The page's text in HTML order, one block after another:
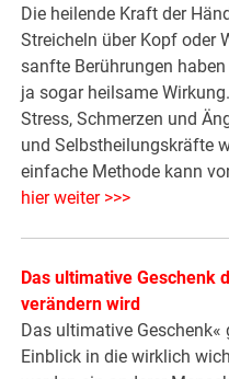
Die heilende Kraft der
Streicheln über Kopf oder
sanfte Berührungen
ja sogar heilsame
Stress, Schmerzen und
und Selbstheilungskräfte
einfache Methode kann
hier weiter >>>
Das ultimative Geschenk
verändern wird
Das ultimative
Einblick in die wirklich